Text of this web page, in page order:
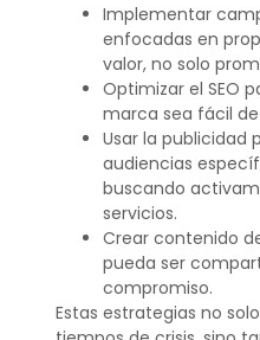
Implementar
enfocadas en
valor, no solo
Optimizar el SEO
marca sea fácil
Usar la publicidad
audiencias
buscando
servicios.
Crear contenido
pueda ser
compromiso.
Estas estrategias no